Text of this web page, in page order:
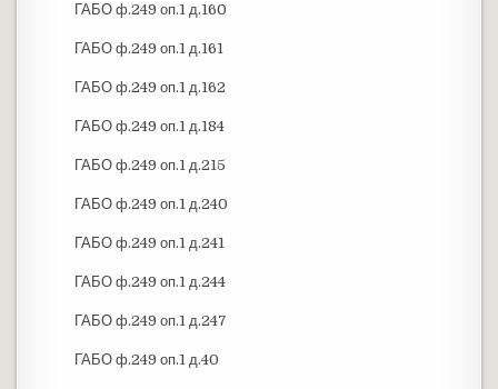
ГАБО ф.249 оп.1 д.160
ГАБО ф.249 оп.1 д.161
ГАБО ф.249 оп.1 д.162
ГАБО ф.249 оп.1 д.184
ГАБО ф.249 оп.1 д.215
ГАБО ф.249 оп.1 д.240
ГАБО ф.249 оп.1 д.241
ГАБО ф.249 оп.1 д.244
ГАБО ф.249 оп.1 д.247
ГАБО ф.249 оп.1 д.40